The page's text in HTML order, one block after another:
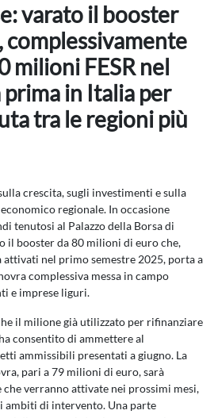
varato il booster
complessivamente
milioni FESR nel
in Italia per
tra le regioni più
crescita, sugli investimenti e sulla
regionale. In occasione
tenutosi al Palazzo della Borsa di
il booster da 80 milioni di euro che,
nel primo semestre 2025, porta a
complessiva messa in campo
e imprese liguri.
il milione già utilizzato per rifinanziare
consentito di ammettere al
ammissibili presentati a giugno. La
pari a 79 milioni di euro, sarà
verranno attivate nei prossimi mesi,
ambiti di intervento. Una parte